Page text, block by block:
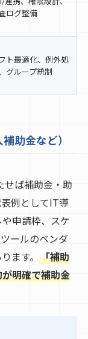
ログ整備
ト最適化、例外処
グループ統制
助金など）
せば補助金・助
例としてIT導
申請枠、スケ
ールのベンダ
ます。 「補助
明確で補助金